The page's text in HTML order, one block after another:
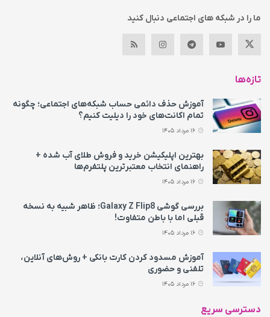
ما را در شبکه های اجتماعی دنبال کنید
تازه‌ها
آموزش حذف دائمی حساب شبکه‌های اجتماعی؛ چگونه
تمام اکانت‌های خود را دیلیت کنیم؟
بهترین اپلیکیشن خرید و فروش طلای آب شده +
راهنمای انتخاب معتبرترین پلتفرم‌ها
بررسی گوشی Galaxy Z Flip8؛ ظاهر شبیه به نسخه
قبلی اما با باطن متفاوت!
آموزش مسدود کردن کارت بانکی + روش‌های آنلاین،
تلفنی و حضوری
دسترسی سریع